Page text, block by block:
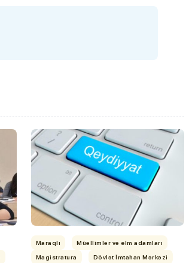
Maraqlı
Müəllimlər və elm adamları
Magistratura
Dövlət İmtahan Mərkəzi
"Həftənin təhsil icmalı": Qəbul
marafonu başa çatdı,
müəllimlərin nəticələri dəyişdi...